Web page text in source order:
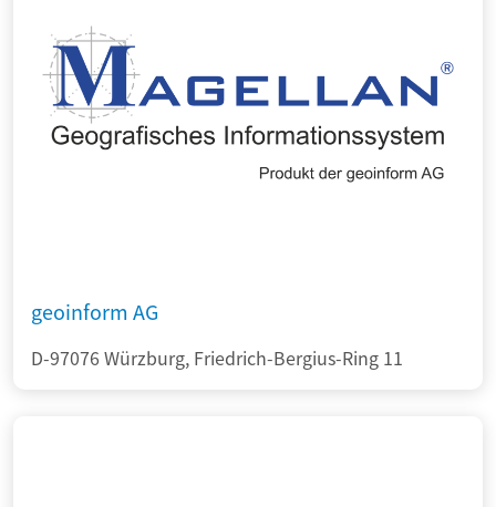
geoinform AG
D-97076 Würzburg, Friedrich-Bergius-Ring 11